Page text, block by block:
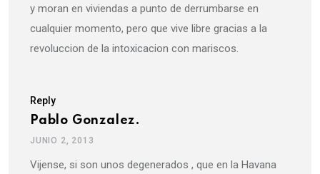
y moran en viviendas a punto de derrumbarse en
cualquier momento, pero que vive libre gracias a la
revoluccion de la intoxicacion con mariscos.
Reply
Pablo Gonzalez.
JUNIO 2, 2013
Vijense, si son unos degenerados , que en la Havana